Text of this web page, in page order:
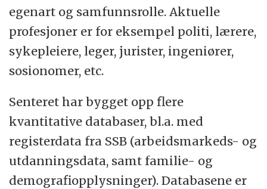
egenart og samfunnsrolle. Aktuelle
profesjoner er for eksempel politi, lærere,
sykepleiere, leger, jurister, ingeniører,
sosionomer, etc.
Senteret har bygget opp flere
kvantitative databaser, bl.a. med
registerdata fra SSB (arbeidsmarkeds- og
utdanningsdata, samt familie- og
demografiopplysninger). Databasene er